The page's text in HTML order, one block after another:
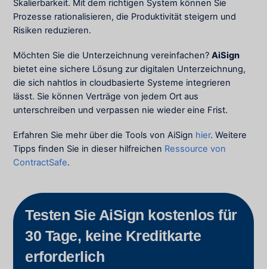
Skalierbarkeit. Mit dem richtigen System können Sie
Prozesse rationalisieren, die Produktivität steigern und
Risiken reduzieren.
Möchten Sie die Unterzeichnung vereinfachen?AiSign
bietet eine sichere Lösung zur digitalen Unterzeichnung,
die sich nahtlos in cloudbasierte Systeme integrieren
lässt. Sie können Verträge von jedem Ort aus
unterschreiben und verpassen nie wieder eine Frist.
Erfahren Sie mehr über die Tools von AiSign hier. Weitere
Tipps finden Sie in dieser hilfreichen Ressource von
ContractSafe.
Testen Sie AiSign kostenlos für
30 Tage, keine Kreditkarte
erforderlich